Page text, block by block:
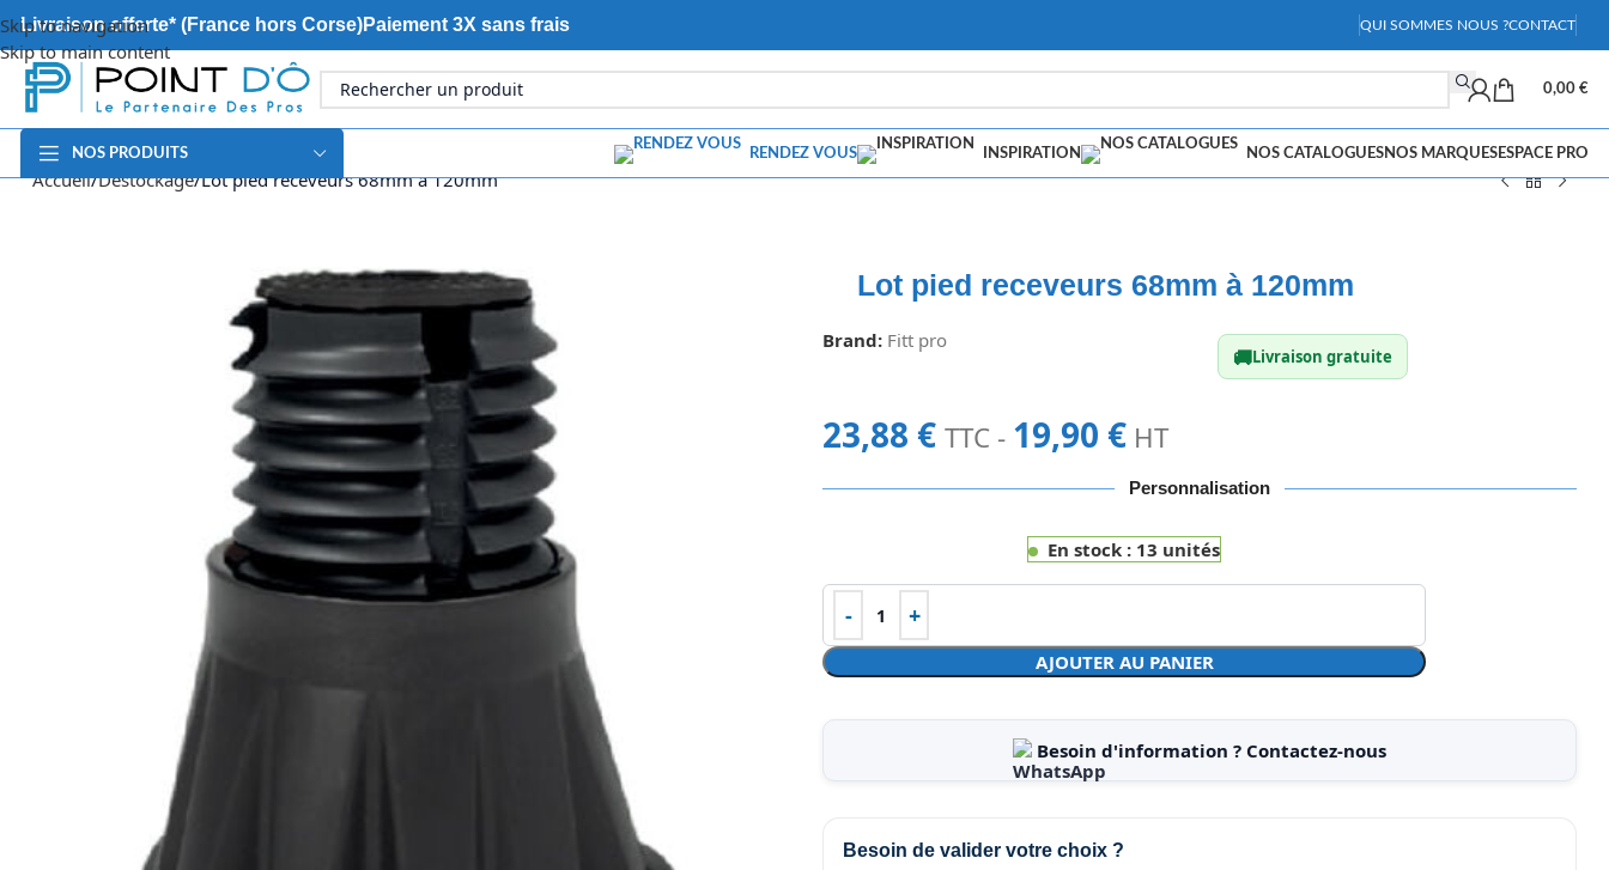
Skip to navigation
Skip to main content
Livraison offerte* (France hors Corse)Paiement 3X sans frais QUI SOMMES NOUS ?CONTACT
0,00 €
NOS PRODUITS RENDEZ VOUS INSPIRATION NOS CATALOGUESNOS MARQUESESPACE PRO
Accueil Déstockage Lot pied receveurs 68mm à 120mm
Lot pied receveurs 68mm à 120mm
Brand: Fitt pro
🚚Livraison gratuite
23,88 € TTC - 19,90 € HT
Personnalisation
En stock : 13 unités
AJOUTER AU PANIER
Besoin d'information ? Contactez-nous
Besoin de valider votre choix ?